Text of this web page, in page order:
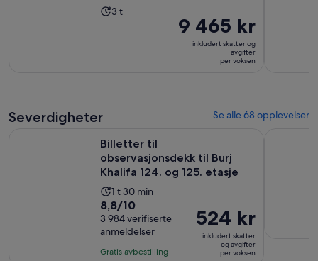
Aktivitetens
3 t
Prisen
er
9 465 kr
9 465 kr
inkludert skatter og
avgifter
per voksen
Severdigheter Se alle 68 opplevelser
Billetter til
observasjonsdekk til Burj
Khalifa 124. og 125. etasje
Aktivitetens
varighet
er
1
time
1 t 30 min
8.8
av
10
med
8,8/10
3 984 verifiserte
anmeldelser
Gratis avbestilling
Prisen
er
524 kr
524 kr
inkludert skatter
og avgifter
per voksen